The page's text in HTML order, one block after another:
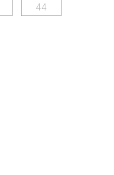
44